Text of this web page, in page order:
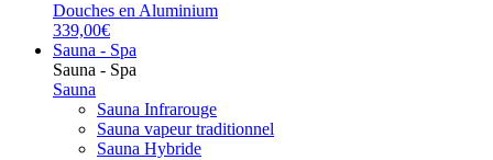
Douches en Aluminium
339,00€
Sauna - Spa
Sauna - Spa
Sauna
Sauna Infrarouge
Sauna vapeur traditionnel
Sauna Hybride